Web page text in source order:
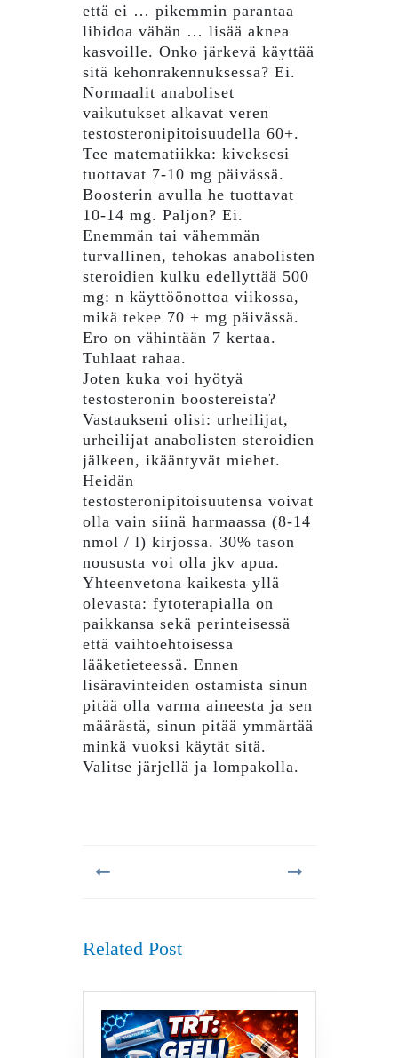
että ei … pikemmin parantaa
libidoa vähän … lisää aknea
kasvoille. Onko järkevä käyttää
sitä kehonrakennuksessa? Ei.
Normaalit anaboliset
vaikutukset alkavat veren
testosteronipitoisuudella 60+.
Tee matematiikka: kiveksesi
tuottavat 7-10 mg päivässä.
Boosterin avulla he tuottavat
10-14 mg. Paljon? Ei.
Enemmän tai vähemmän
turvallinen, tehokas anabolisten
steroidien kulku edellyttää 500
mg: n käyttöönottoa viikossa,
mikä tekee 70 + mg päivässä.
Ero on vähintään 7 kertaa.
Tuhlaat rahaa.
Joten kuka voi hyötyä
testosteronin boostereista?
Vastaukseni olisi: urheilijat,
urheilijat anabolisten steroidien
jälkeen, ikääntyvät miehet.
Heidän
testosteronipitoisuutensa voivat
olla vain siinä harmaassa (8-14
nmol / l) kirjossa. 30% tason
noususta voi olla jkv apua.
Yhteenvetona kaikesta yllä
olevasta: fytoterapialla on
paikkansa sekä perinteisessä
että vaihtoehtoisessa
lääketieteessä. Ennen
lisäravinteiden ostamista sinun
pitää olla varma aineesta ja sen
määrästä, sinun pitää ymmärtää
minkä vuoksi käytät sitä.
Valitse järjellä ja lompakolla.
Related Post